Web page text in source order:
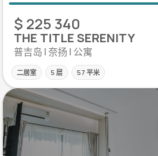
$ 225 340
THE TITLE SERENITY
普吉岛 | 奈扬 | 公寓
二居室 5 层 57 平米